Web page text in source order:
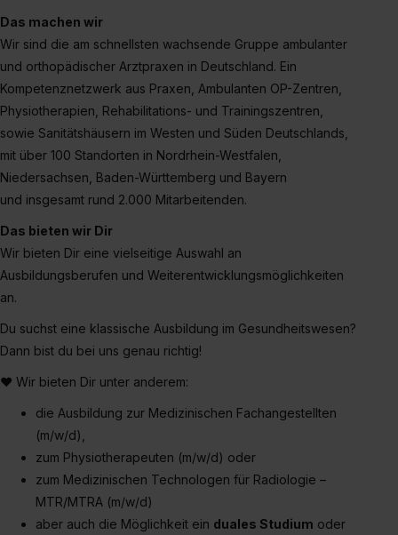
einzelnen Cookies findest du durch Klick auf „Details
zeigen“. Weitere Informationen:Datenschutzerklärung
Impressum.
Das machen wir
Wir sind die am schnellsten wachsende Gruppe ambulanter
und orthopädischer Arztpraxen in Deutschland. Ein
Kompetenznetzwerk aus Praxen, Ambulanten OP-Zentren,
Physiotherapien, Rehabilitations- und Trainingszentren,
sowie Sanitätshäusern im Westen und Süden Deutschlands,
mit über 100 Standorten in Nordrhein-Westfalen,
Niedersachsen, Baden-Württemberg und Bayern
und insgesamt rund 2.000 Mitarbeitenden.
Das bieten wir Dir
Wir bieten Dir eine vielseitige Auswahl an
Ausbildungsberufen und Weiterentwicklungsmöglichkeiten
an.
Du suchst eine klassische Ausbildung im Gesundheitswesen?
Dann bist du bei uns genau richtig!
♥ Wir bieten Dir unter anderem:
die Ausbildung zur Medizinischen Fachangestellten
(m/w/d),
zum Physiotherapeuten (m/w/d) oder
zum Medizinischen Technologen für Radiologie –
MTR/MTRA (m/w/d)
aber auch die Möglichkeit ein duales Studium oder